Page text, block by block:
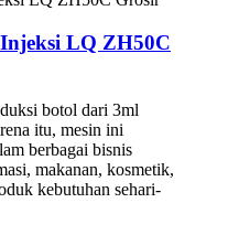
LQ ZH50C
botol dari 3ml
itu, mesin ini
berbagai bisnis
makanan, kosmetik,
kebutuhan sehari-